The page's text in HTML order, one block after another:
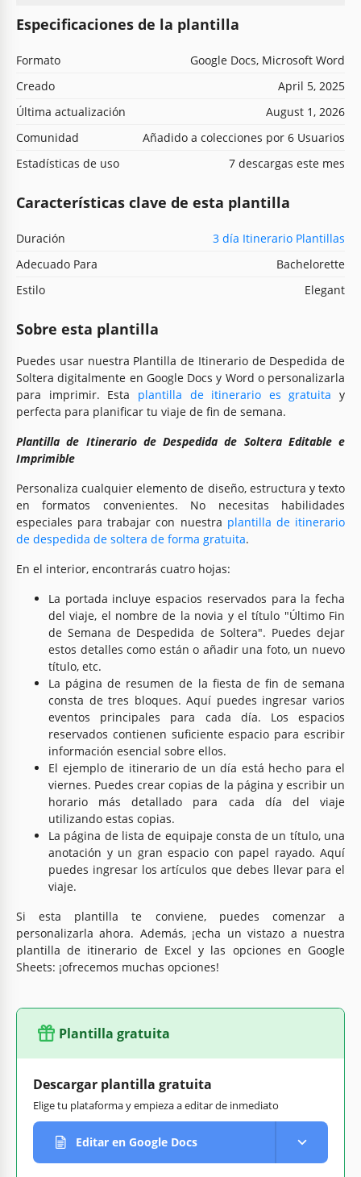
Especificaciones de la plantilla
Formato
Google Docs, Microsoft Word
Creado
April 5, 2025
Última actualización
August 1, 2026
Comunidad
Añadido a colecciones por 6 Usuarios
Estadísticas de uso
7 descargas este mes
Características clave de esta plantilla
Duración
3 día Itinerario Plantillas
Adecuado Para
Bachelorette
Estilo
Elegant
Sobre esta plantilla
Puedes usar nuestra Plantilla de Itinerario de Despedida de
Soltera digitalmente en Google Docs y Word o personalizarla
para imprimir. Esta plantilla de itinerario es gratuita y
perfecta para planificar tu viaje de fin de semana.
Plantilla de Itinerario de Despedida de Soltera Editable e
Imprimible
Personaliza cualquier elemento de diseño, estructura y texto
en formatos convenientes. No necesitas habilidades
especiales para trabajar con nuestra plantilla de itinerario
de despedida de soltera de forma gratuita.
En el interior, encontrarás cuatro hojas:
La portada incluye espacios reservados para la fecha
del viaje, el nombre de la novia y el título "Último Fin
de Semana de Despedida de Soltera". Puedes dejar
estos detalles como están o añadir una foto, un nuevo
título, etc.
La página de resumen de la fiesta de fin de semana
consta de tres bloques. Aquí puedes ingresar varios
eventos principales para cada día. Los espacios
reservados contienen suficiente espacio para escribir
información esencial sobre ellos.
El ejemplo de itinerario de un día está hecho para el
viernes. Puedes crear copias de la página y escribir un
horario más detallado para cada día del viaje
utilizando estas copias.
La página de lista de equipaje consta de un título, una
anotación y un gran espacio con papel rayado. Aquí
puedes ingresar los artículos que debes llevar para el
viaje.
Si esta plantilla te conviene, puedes comenzar a
personalizarla ahora. Además, ¡echa un vistazo a nuestra
plantilla de itinerario de Excel y las opciones en Google
Sheets: ¡ofrecemos muchas opciones!
Plantilla gratuita
Descargar plantilla gratuita
Elige tu plataforma y empieza a editar de inmediato
Editar en Google Docs